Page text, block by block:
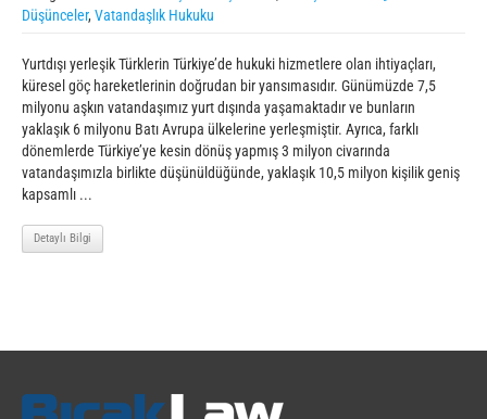
Düşünceler, Vatandaşlık Hukuku
Yurtdışı yerleşik Türklerin Türkiye’de hukuki hizmetlere olan ihtiyaçları,
küresel göç hareketlerinin doğrudan bir yansımasıdır. Günümüzde 7,5
milyonu aşkın vatandaşımız yurt dışında yaşamaktadır ve bunların
yaklaşık 6 milyonu Batı Avrupa ülkelerine yerleşmiştir. Ayrıca, farklı
dönemlerde Türkiye’ye kesin dönüş yapmış 3 milyon civarında
vatandaşımızla birlikte düşünüldüğünde, yaklaşık 10,5 milyon kişilik geniş
kapsamlı ...
Detaylı Bilgi